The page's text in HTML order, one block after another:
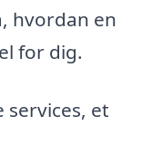
hvordan en
for dig.
et